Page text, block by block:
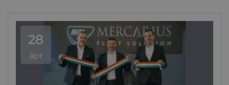
28
ápr